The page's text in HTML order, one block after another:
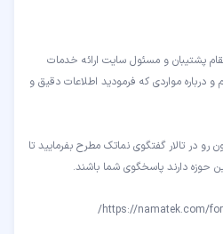
پشتیبان و مسئول سایت ارائه خدمات
درباره مواردی که فرمودید اطلاعات دقیق و
رو در تالار گفتگوی نماتک مطرح بفرمایید تا